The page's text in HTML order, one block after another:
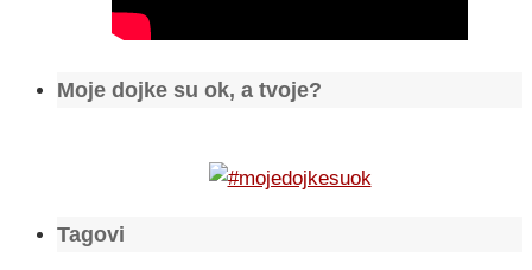
Moje dojke su ok, a tvoje?
Tagovi